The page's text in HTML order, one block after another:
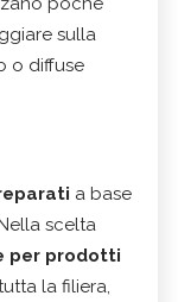
sulla
o diffuse
a base
scelta
per prodotti
la filiera,